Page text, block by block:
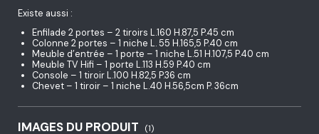
Existe aussi :
Enfilade 2 portes – 2 tiroirs L.160 H.87,5 P.45 cm
Colonne 2 portes – 1 niche L. 55 H.165,5 P.40 cm
Meuble d’entrée – 1 porte – 1 niche L.51 H.107,5 P.40 cm
Meuble TV Hifi – 1 porte L.113 H.59 P.40 cm
Console – 1 tiroir L.100 H.82,5 P.36 cm
Chevet – 1 tiroir – 1 niche L.40 H.56,5cm P. 36cm
IMAGES DU PRODUIT (1)